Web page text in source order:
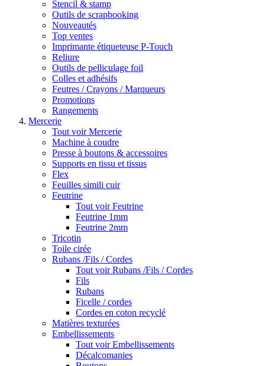
Stencil & stamp
Outils de scrapbooking
Nouveautés
Top ventes
Imprimante étiqueteuse P-Touch
Reliure
Outils de pelliculage foil
Colles et adhésifs
Feutres / Crayons / Marqueurs
Promotions
Rangements
Mercerie
Tout voir Mercerie
Machine à coudre
Presse à boutons & accessoires
Supports en tissu et tissus
Flex
Feuilles simili cuir
Feutrine
Tout voir Feutrine
Feutrine 1mm
Feutrine 2mm
Tricotin
Toile cirée
Rubans /Fils / Cordes
Tout voir Rubans /Fils / Cordes
Fils
Rubans
Ficelle / cordes
Cordes en coton recyclé
Matières texturées
Embellissements
Tout voir Embellissements
Décalcomanies